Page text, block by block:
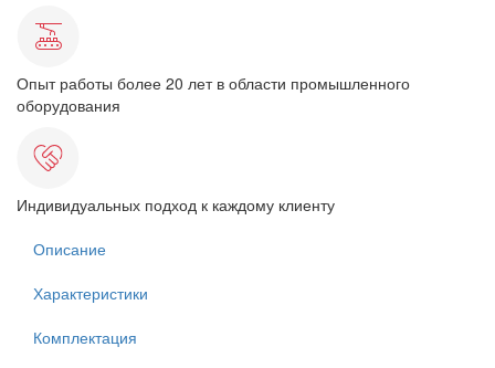
Опыт работы более 20 лет в области промышленного
оборудования
Индивидуальных подход к каждому клиенту
Описание
Характеристики
Комплектация